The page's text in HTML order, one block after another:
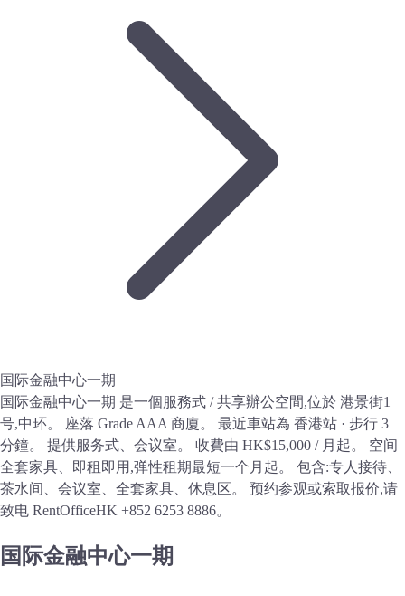
国际金融中心一期
国际金融中心一期 是一個服務式 / 共享辦公空間,位於 港景街1
号,中环。 座落 Grade AAA 商廈。 最近車站為 香港站 · 步行 3
分鐘。 提供服务式、会议室。 收費由 HK$15,000 / 月起。 空间
全套家具、即租即用,弹性租期最短一个月起。 包含:专人接待、
茶水间、会议室、全套家具、休息区。 预约参观或索取报价,请
致电 RentOfficeHK +852 6253 8886。
国际金融中心一期